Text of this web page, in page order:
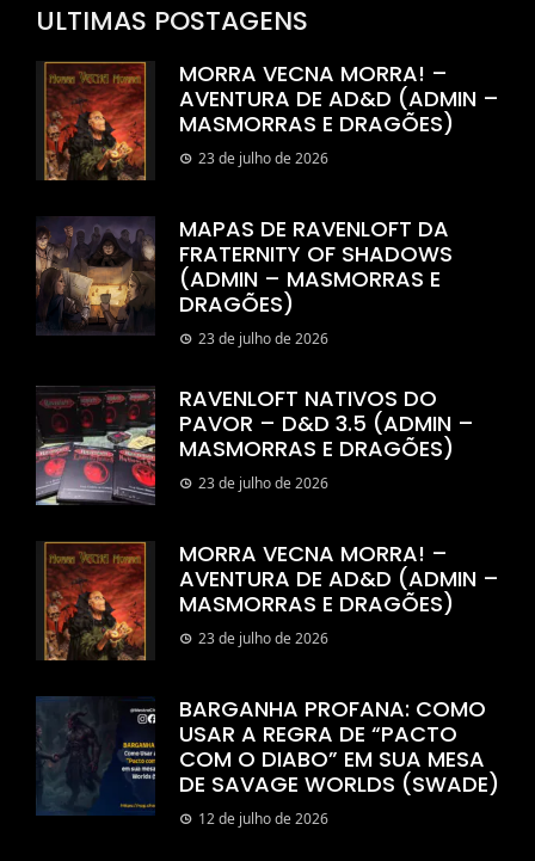
ULTIMAS POSTAGENS
MORRA VECNA MORRA! –
AVENTURA DE AD&D (ADMIN –
MASMORRAS E DRAGÕES)
23 de julho de 2026
MAPAS DE RAVENLOFT DA
FRATERNITY OF SHADOWS
(ADMIN – MASMORRAS E
DRAGÕES)
23 de julho de 2026
RAVENLOFT NATIVOS DO
PAVOR – D&D 3.5 (ADMIN –
MASMORRAS E DRAGÕES)
23 de julho de 2026
MORRA VECNA MORRA! –
AVENTURA DE AD&D (ADMIN –
MASMORRAS E DRAGÕES)
23 de julho de 2026
BARGANHA PROFANA: COMO
USAR A REGRA DE “PACTO
COM O DIABO” EM SUA MESA
DE SAVAGE WORLDS (SWADE)
12 de julho de 2026